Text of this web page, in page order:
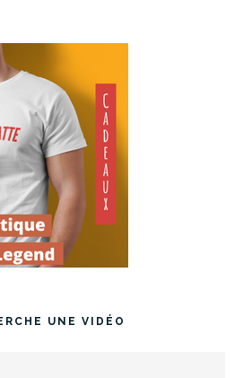
UNE VIDÉO